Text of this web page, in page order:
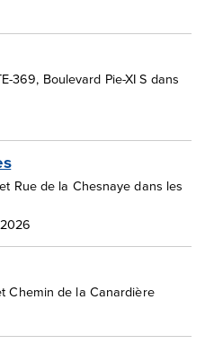
369, Boulevard Pie-XI S dans
Rue de la Chesnaye dans les
Chemin de la Canardière